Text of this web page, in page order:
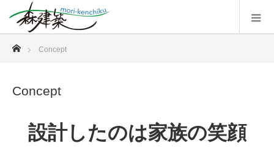
ホーム
Concept
Concept
設計したのは家族の笑顔